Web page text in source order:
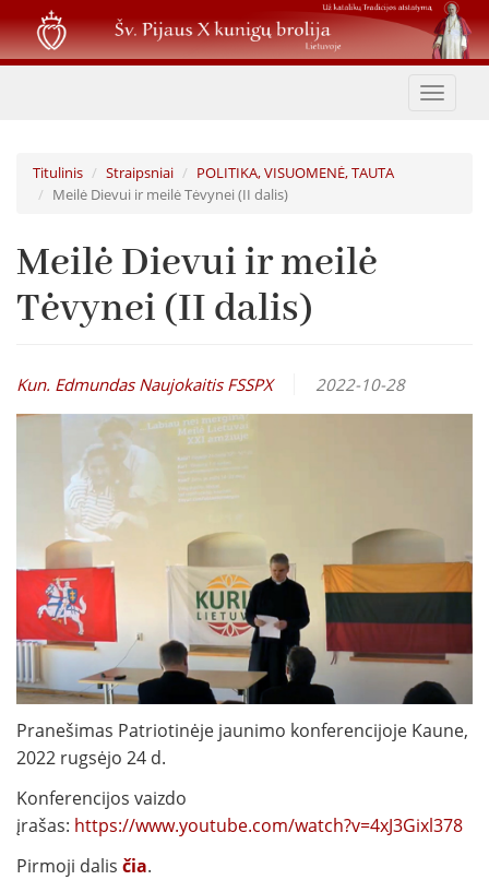
Pereiti
į
pagrindinį
Toggle
Titulinis Straipsniai
POLITIKA, VISUOMENĖ, TAUTA
Meilė Dievui ir meilė Tėvynei (II dalis)
Meilė Dievui ir meilė
Tėvynei (II dalis)
Kun. Edmundas Naujokaitis FSSPX 2022-10-28
Pranešimas Patriotinėje jaunimo konferencijoje Kaune,
2022 rugsėjo 24 d.
Konferencijos vaizdo
įrašas: https://www.youtube.com/watch?v=4xJ3Gixl378
Pirmoji dalis čia.